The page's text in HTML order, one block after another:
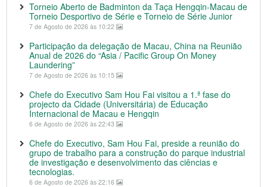
Torneio Aberto de Badminton da Taça Hengqin-Macau de
Torneio Desportivo de Série e Torneio de Série Junior
7 de Agosto de 2026 às 10:22
Participação da delegação de Macau, China na Reunião
Anual de 2026 do “Asia / Pacific Group On Money
Laundering”
7 de Agosto de 2026 às 10:15
Chefe do Executivo Sam Hou Fai visitou a 1.ª fase do
projecto da Cidade (Universitária) de Educação
Internacional de Macau e Hengqin
6 de Agosto de 2026 às 22:43
Chefe do Executivo, Sam Hou Fai, preside a reunião do
grupo de trabalho para a construção do parque industrial
de investigação e desenvolvimento das ciências e
tecnologias.
6 de Agosto de 2026 às 22:16